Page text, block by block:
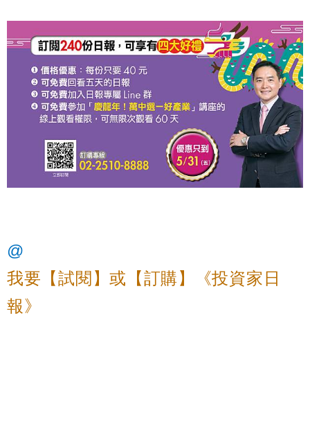
@
我要【試閱】或【訂購】《投資家日
報》